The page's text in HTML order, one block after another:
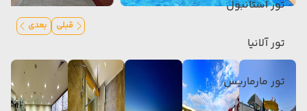
تور استانبول
تور آلانیا
تور مارماریس
قبلی بعدی